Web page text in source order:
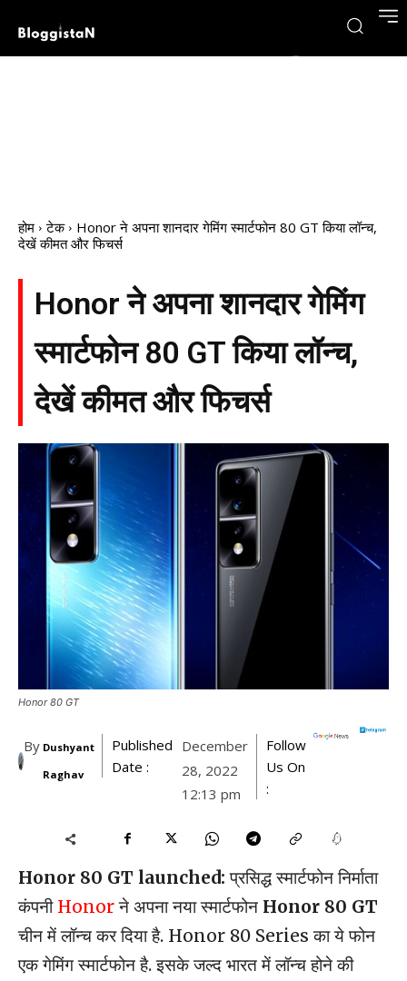
होम टेक
Honor ने अपना शानदार गेमिंग स्मार्टफोन 80 GT किया लॉन्च,
देखें कीमत और फिचर्स
Honor ने अपना शानदार गेमिंग
स्मार्टफोन 80 GT किया लॉन्च,
देखें कीमत और फिचर्स
Honor 80 GT
By Dushyant
Raghav
Published
Date :
December
28, 2022
12:13 pm
Follow
Us On
:
Honor 80 GT launched: प्रसिद्ध स्मार्टफोन निर्माता
कंपनी Honorने अपना नया स्मार्टफोन Honor 80 GT
चीन में लॉन्च कर दिया है. Honor 80 Series का ये फोन
एक गेमिंग स्मार्टफोन है. इसके जल्द भारत में लॉन्च होने की